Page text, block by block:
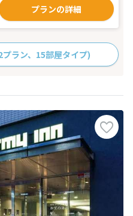
プランの詳細
プラン、15部屋タイプ)